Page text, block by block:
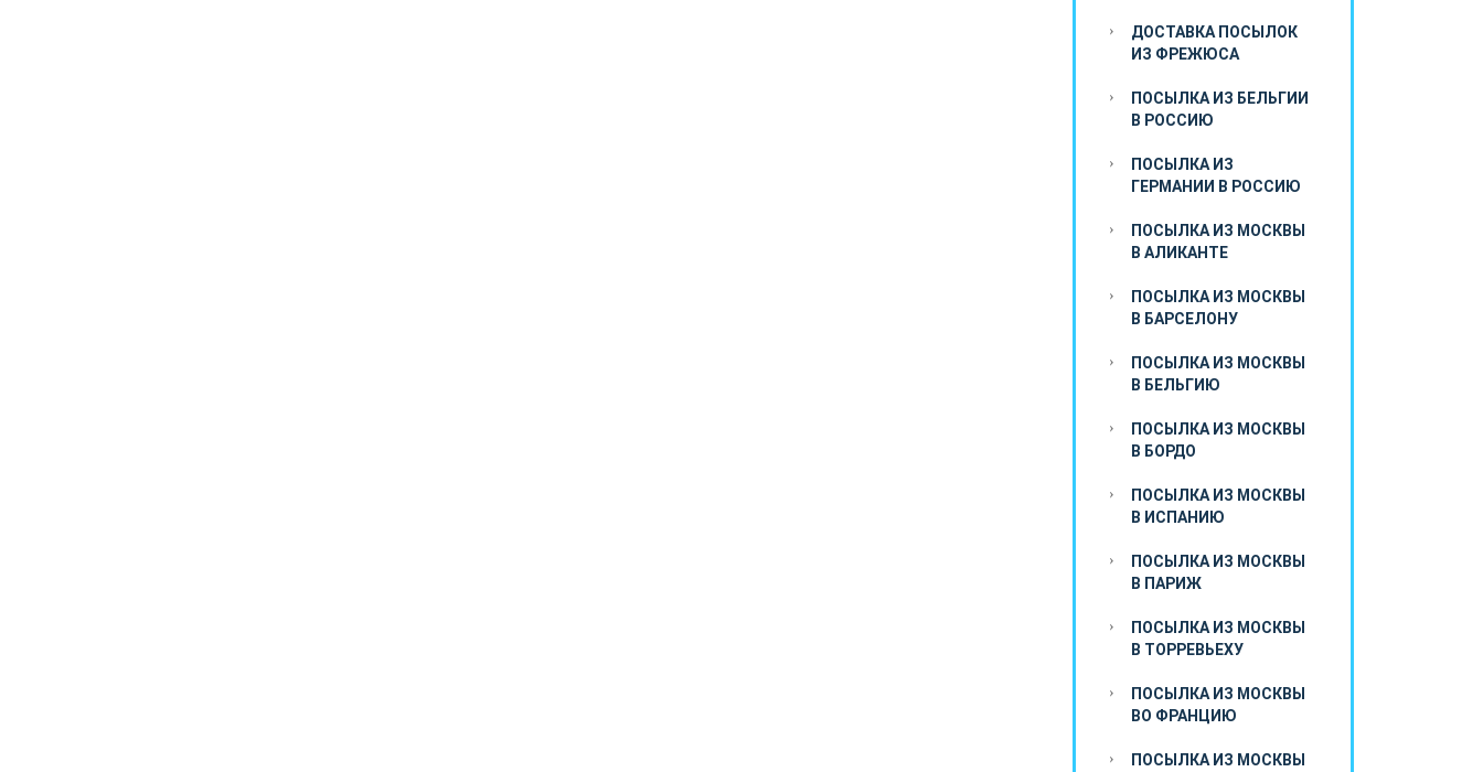
ДОСТАВКА ПОСЫЛОК
ИЗ ФРЕЖЮСА
ПОСЫЛКА ИЗ БЕЛЬГИИ
В РОССИЮ
ПОСЫЛКА ИЗ
ГЕРМАНИИ В РОССИЮ
ПОСЫЛКА ИЗ МОСКВЫ
В АЛИКАНТЕ
ПОСЫЛКА ИЗ МОСКВЫ
В БАРСЕЛОНУ
ПОСЫЛКА ИЗ МОСКВЫ
В БЕЛЬГИЮ
ПОСЫЛКА ИЗ МОСКВЫ
В БОРДО
ПОСЫЛКА ИЗ МОСКВЫ
В ИСПАНИЮ
ПОСЫЛКА ИЗ МОСКВЫ
В ПАРИЖ
ПОСЫЛКА ИЗ МОСКВЫ
В ТОРРЕВЬЕХУ
ПОСЫЛКА ИЗ МОСКВЫ
ВО ФРАНЦИЮ
ПОСЫЛКА ИЗ МОСКВЫ